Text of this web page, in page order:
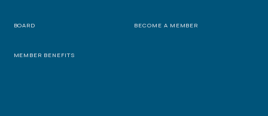
BOARD BECOME A MEMBER
MEMBER BENEFITS